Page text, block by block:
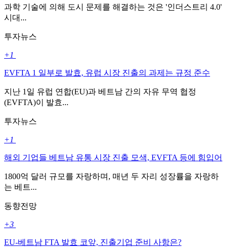
과학 기술에 의해 도시 문제를 해결하는 것은 '인더스트리 4.0'
시대...
투자뉴스
+1
EVFTA 1 일부로 발효, 유럽 시장 진출의 과제는 규정 준수
지난 1일 유럽 연합(EU)과 베트남 간의 자유 무역 협정
(EVFTA)이 발효...
투자뉴스
+1
해외 기업들 베트남 유통 시장 진출 모색, EVFTA 등에 힘입어
1800억 달러 규모를 자랑하며, 매년 두 자리 성장률을 자랑하
는 베트...
동향전망
+3
EU-베트남 FTA 발효 코앞, 진출기업 준비 사항은?